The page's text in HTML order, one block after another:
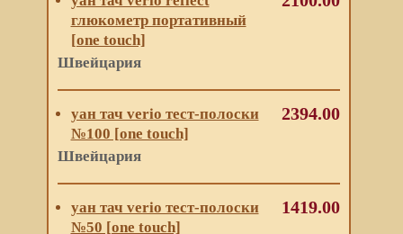
глюкометр портативный
[one touch]
Швейцария
уан тач verio тест-полоски
№100 [one touch]
Швейцария
2394.00
уан тач verio тест-полоски
№50 [one touch]
1419.00